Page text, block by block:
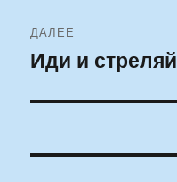
ДАЛЕЕ
Следующая
Иди и стреляй